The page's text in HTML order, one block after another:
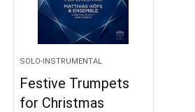
SOLO-INSTRUMENTAL
Festive Trumpets
for Christmas